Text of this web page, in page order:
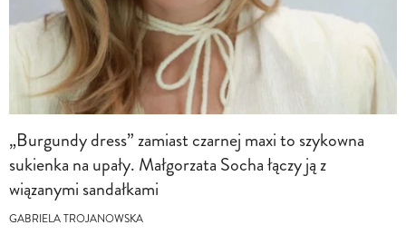
„Burgundy dress” zamiast czarnej maxi to szykowna
sukienka na upały. Małgorzata Socha łączy ją z
wiązanymi sandałkami
GABRIELA TROJANOWSKA